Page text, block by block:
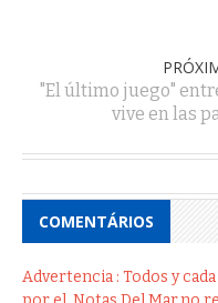
"El último juego"
vive en las
COMENTÁRIOS
Advertencia : Todos y